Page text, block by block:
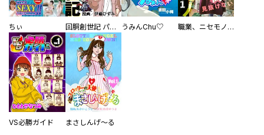
ちぃ 回胴創世記 パチスロを創った男達 うみんChu♡ 職業、ニセモノ～あなたに偽は見抜けない【電子単行本版】
VS必勝ガイド まさしんげ～る